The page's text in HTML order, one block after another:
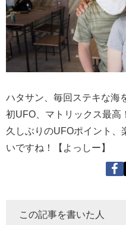
ハタサン、毎回ステキな海
初UFO、マトリックス最高
久しぶりのUFOポイント、
いですね！【よっしー】
この記事を書いた人